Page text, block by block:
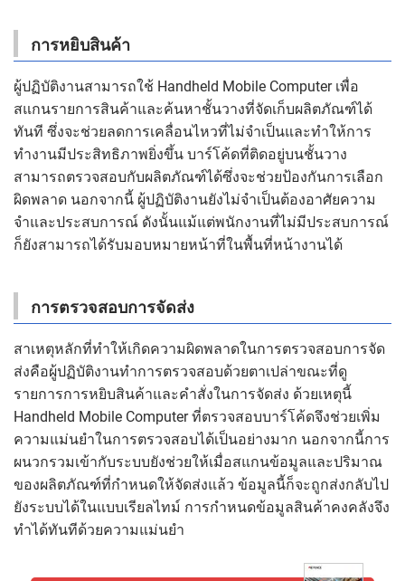
การหยิบสินค้า
ผู้ปฏิบัติงานสามารถใช้ Handheld Mobile Computer เพื่อ
สแกนรายการสินค้าและค้นหาชั้นวางที่จัดเก็บผลิตภัณฑ์ได้
ทันที ซึ่งจะช่วยลดการเคลื่อนไหวที่ไม่จำเป็นและทำให้การ
ทำงานมีประสิทธิภาพยิ่งขึ้น บาร์โค้ดที่ติดอยู่บนชั้นวาง
สามารถตรวจสอบกับผลิตภัณฑ์ได้ซึ่งจะช่วยป้องกันการเลือก
ผิดพลาด นอกจากนี้ ผู้ปฏิบัติงานยังไม่จำเป็นต้องอาศัยความ
จำและประสบการณ์ ดังนั้นแม้แต่พนักงานที่ไม่มีประสบการณ์
ก็ยังสามารถได้รับมอบหมายหน้าที่ในพื้นที่หน้างานได้
การตรวจสอบการจัดส่ง
สาเหตุหลักที่ทำให้เกิดความผิดพลาดในการตรวจสอบการจัด
ส่งคือผู้ปฏิบัติงานทำการตรวจสอบด้วยตาเปล่าขณะที่ดู
รายการการหยิบสินค้าและคำสั่งในการจัดส่ง ด้วยเหตุนี้
Handheld Mobile Computer ที่ตรวจสอบบาร์โค้ดจึงช่วยเพิ่ม
ความแม่นยำในการตรวจสอบได้เป็นอย่างมาก นอกจากนี้การ
ผนวกรวมเข้ากับระบบยังช่วยให้เมื่อสแกนข้อมูลและปริมาณ
ของผลิตภัณฑ์ที่กำหนดให้จัดส่งแล้ว ข้อมูลนี้ก็จะถูกส่งกลับไป
ยังระบบได้ในแบบเรียลไทม์ การกำหนดข้อมูลสินค้าคงคลังจึง
ทำได้ทันทีด้วยความแม่นยำ